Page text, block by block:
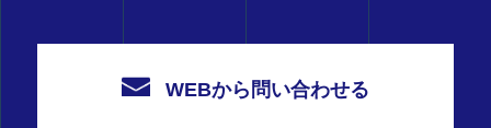
WEBから問い合わせる